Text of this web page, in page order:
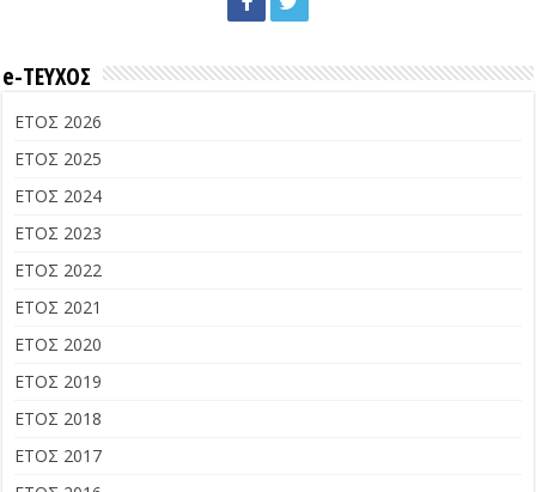
e-ΤΕΥΧΟΣ
ΕΤΟΣ 2026
ΕΤΟΣ 2025
ΕΤΟΣ 2024
ΕΤΟΣ 2023
ΕΤΟΣ 2022
ΕΤΟΣ 2021
ΕΤΟΣ 2020
ΕΤΟΣ 2019
ΕΤΟΣ 2018
ΕΤΟΣ 2017